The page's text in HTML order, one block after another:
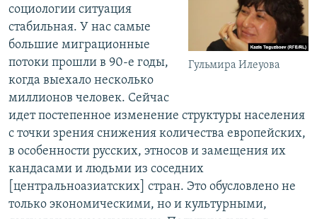
Гульмира Илеуова
социологии ситуация
стабильная. У нас самые
большие миграционные
потоки прошли в 90-е годы,
когда выехало несколько
миллионов человек. Сейчас
идет постепенное изменение структуры населения
с точки зрения снижения количества европейских,
в особенности русских, этносов и замещения их
кандасами и людьми из соседних
[центральноазиатских] стран. Это обусловлено не
только экономическими, но и культурными,